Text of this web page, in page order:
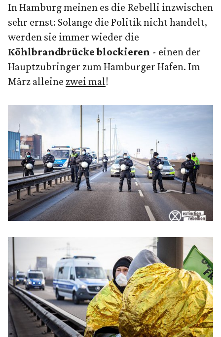
wir zuerst: Möchtest du den Inhalt laden?
ANSEHEN IMMER LADEN
In Hamburg meinen es die Rebelli inzwischen
sehr ernst: Solange die Politik nicht handelt,
werden sie immer wieder die
Köhlbrandbrücke blockieren - einen der
Hauptzubringer zum Hamburger Hafen. Im
März alleine zwei mal!